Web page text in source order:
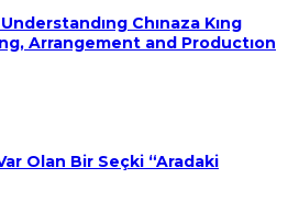
Chınaza Kıng
Arrangement and Productıon
Olan Bir Seçki “Aradaki